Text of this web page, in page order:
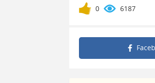
0 6187